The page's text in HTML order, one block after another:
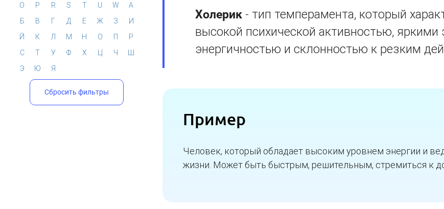
O
P R S T U W
А
Б
В Г Д Е Ж З
И
Й
К Л М Н О П
Р
С
Т У Ф Х Ц Ч
Ш
Э
Ю Я
Сбросить фильтры
Холерик - тип темперамента, который
высокой психической активностью,
энергичностью и склонностью к резким
Пример
Человек, который обладает высоким уровнем энергии и
жизни. Может быть быстрым, решительным, стремиться к